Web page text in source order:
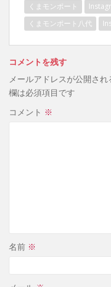
くまモンポート
くまモンポート八代
コメントを残す
メールアドレスが公開され
欄は必須項目です
コメント ※
名前 ※